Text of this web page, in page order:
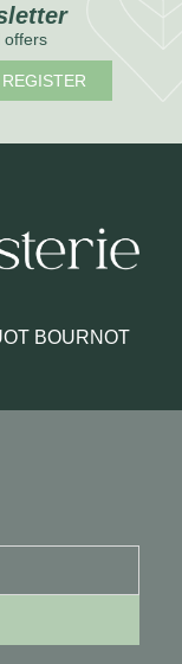
offers
REGISTER
BOURNOT